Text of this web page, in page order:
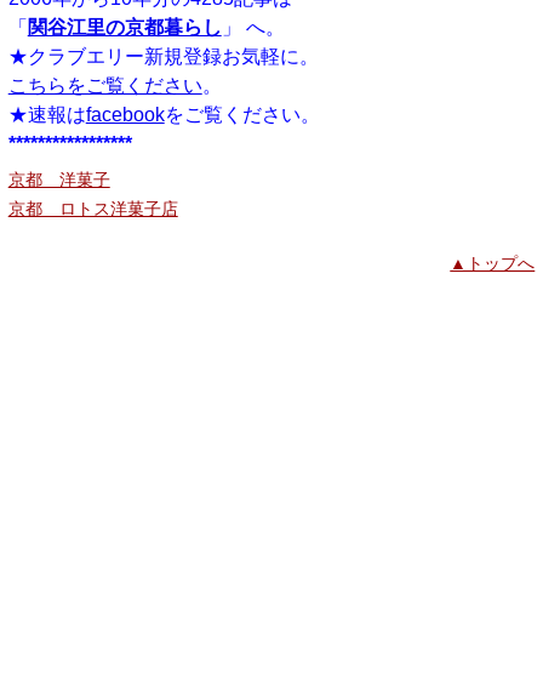
「 関谷江里の京都暮らし 」 へ。
★クラブエリー新規登録お気軽に。
こちらをご覧ください。
★速報はfacebookをご覧ください。
*****************
京都 洋菓子
京都 ロトス洋菓子店
▲トップへ